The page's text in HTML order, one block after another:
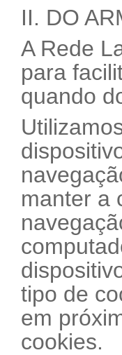
II. DO
A Rede
para
quando
manter a
tipo de
em
cookies.